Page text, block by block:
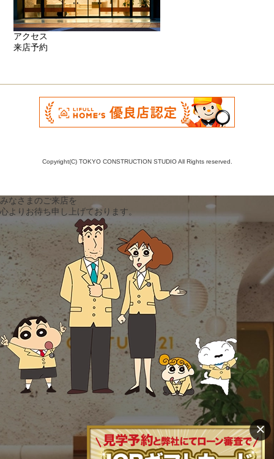
アクセス
来店予約
Copyright(C) TOKYO CONSTRUCTION STUDIO All Rights reserved.
みなさまのご来店を
心よりお待ち申し上げております。
×